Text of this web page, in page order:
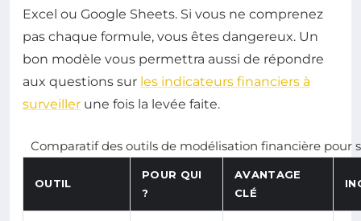
Excel ou Google Sheets. Si vous ne comprenez
pas chaque formule, vous êtes dangereux. Un
bon modèle vous permettra aussi de répondre
aux questions sur les indicateurs financiers à
surveiller une fois la levée faite.
Comparatif des outils de modélisation financière pour
OUTIL
POUR QUI
?
AVANTAGE
CLÉ